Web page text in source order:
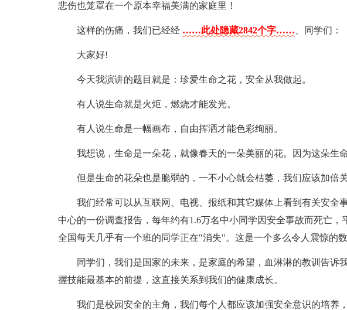
悲伤也笼罩在一个原本幸福美满的家庭里！
这样的伤痛，我们已经经 ……此处隐藏2842个字…… 、同学们：
大家好!
今天我演讲的题目就是：珍爱生命之花，安全从我做起。
有人说生命就是火炬，燃烧才能发光。
有人说生命是一幅画布，自由挥洒才能色彩绚丽。
我想说，生命是一朵花，就像春天的一朵美丽的花。因为这朵生
但是生命的花朵也是脆弱的，一不小心就会枯萎，我们应该加倍关
我们经常可以从互联网、电视、报纸和其它媒体上看到有关安全
中心的一份调查报告，每年约有1.6万名中小同学因安全事故而死亡，
全国每天几乎有一个班的同学正在"消失"。这是一个多么令人震惊的数
同学们，我们是国家的未来，是家庭的希望，血淋淋的教训告诉
握技能最基本的前提，这直接关系到我们的健康成长。
我们是校园安全的主角，我们每个人都应该加强安全意识的培养